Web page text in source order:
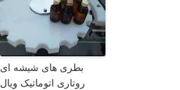
بطری های شیشه ای
روتاری اتوماتیک ویال